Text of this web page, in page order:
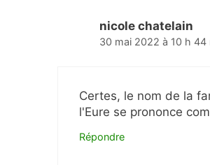
nicole chatelain
30 mai 2022 à 10 h 44
Certes, le nom de la
l'Eure se prononce
Répondre